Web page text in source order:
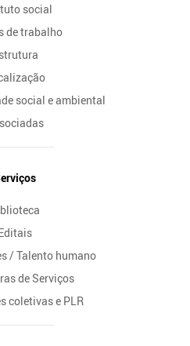
social
de trabalho
social e ambiental
/ Talento humano
de Serviços
coletivas e PLR